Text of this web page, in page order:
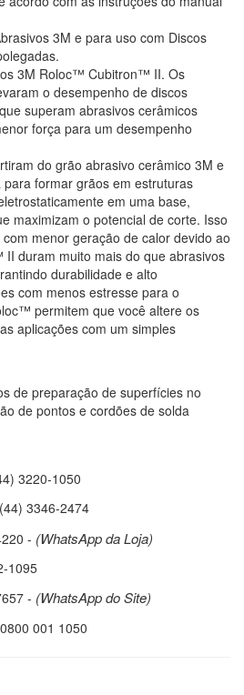
3M e para uso com Discos
3M Roloc™ Cubitron™ II. Os
o desempenho de discos
superam abrasivos cerâmicos
força para um desempenho
do grão abrasivo cerâmico 3M e
formar grãos em estruturas
em uma base,
maximizam o potencial de corte. Isso
menor geração de calor devido ao
duram muito mais do que abrasivos
durabilidade e alto
com menos estresse para o
permitem que você altere os
aplicações com um simples
de preparação de superfícies no
de pontos e cordões de solda
3220-1050
3346-2474
- (WhatsApp da Loja)
1095
- (WhatsApp do Site)
001 1050